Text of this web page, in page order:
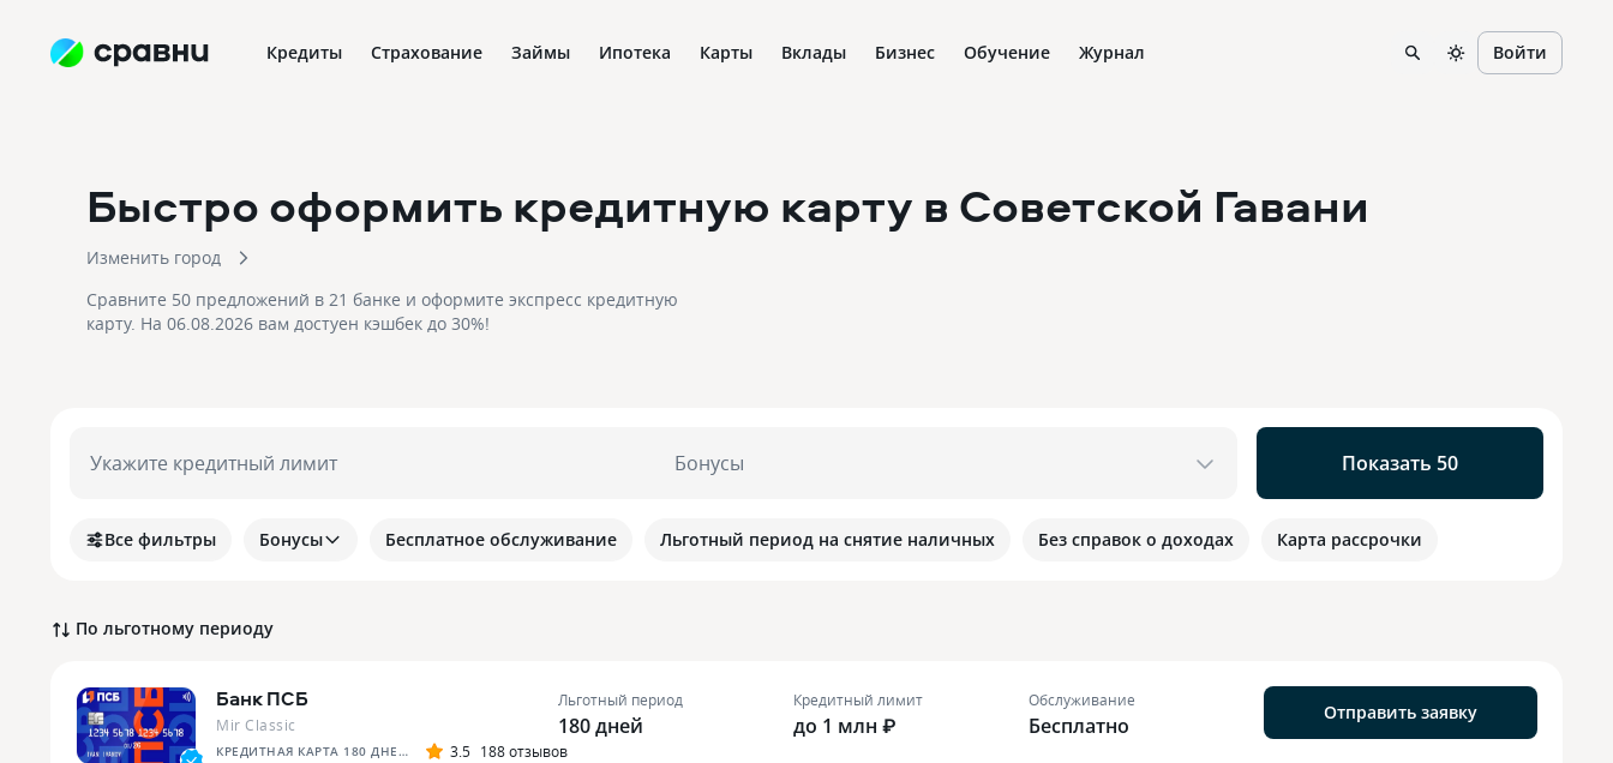
Кредиты Страхование Займы Ипотека Карты Вклады Бизнес Обучение Журнал Войти
Быстро оформить кредитную карту в Советской Гавани
Изменить город
Сравните 50 предложений в 21 банке и оформите экспресс кредитную
карту. На 06.08.2026 вам достуен кэшбек до 30%!
Укажите кредитный лимит Бонусы Показать 50
Все фильтры Бонусы Бесплатное обслуживание Льготный период на снятие наличных Без справок о доходах Карта рассрочки
По льготному периоду
Банк ПСБ
Mir Classic
КРЕДИТНАЯ КАРТА 180 ДНЕЙ БЕЗ % 3.5 188 отзывов
Льготный период
180 дней
Кредитный лимит
до 1 млн ₽
Обслуживание
Бесплатно
Отправить заявку